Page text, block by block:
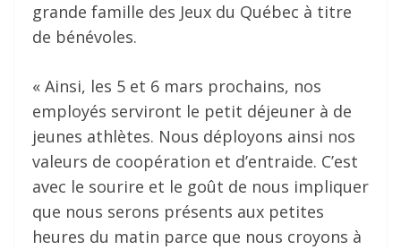
grande famille des Jeux du Québec à titre
de bénévoles.
« Ainsi, les 5 et 6 mars prochains, nos
employés serviront le petit déjeuner à de
jeunes athlètes. Nous déployons ainsi nos
valeurs de coopération et d’entraide. C’est
avec le sourire et le goût de nous impliquer
que nous serons présents aux petites
heures du matin parce que nous croyons à